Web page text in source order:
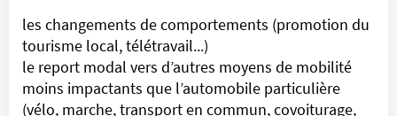
les changements de comportements (promotion du
tourisme local, télétravail...)
le report modal vers d’autres moyens de mobilité
moins impactants que l’automobile particulière
(vélo, marche, transport en commun, covoiturage,